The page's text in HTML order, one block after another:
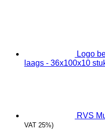
Logo
laags - 36x100x10
RVS
VAT 25%)